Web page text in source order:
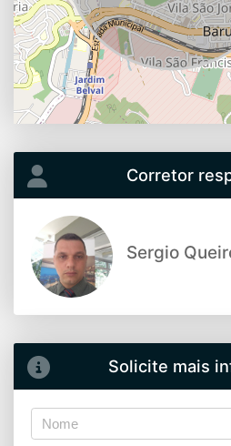
Corretor
Sergio
Solicite mais